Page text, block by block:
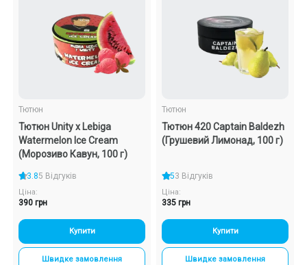
Рідини для електронних сигарет
Подарункові набори
Знижки та опт
Тютюн
Тютюн Unity x Lebiga
Watermelon Ice Cream
(Морозиво Кавун, 100 г)
3.85 Відгуків
Ціна:
390 грн
Купити
Швидке замовлення
Тютюн
Тютюн 420 Captain Baldezh
(Грушевий Лимонад, 100 г)
53 Відгуків
Ціна:
335 грн
Купити
Швидке замовлення